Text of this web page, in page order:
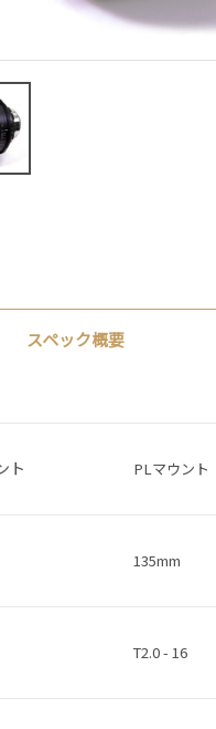
スペック概要
ト PLマウント
135mm
T2.0 - 16